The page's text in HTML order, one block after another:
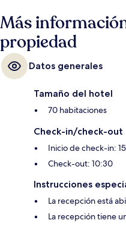
Más
propiedad
Datos generales
Tamaño del hotel
70 habitaciones
Check-in/check-out
Inicio de check-in:
Check-out: 10:30
Instrucciones
La recepción está
La recepción tiene